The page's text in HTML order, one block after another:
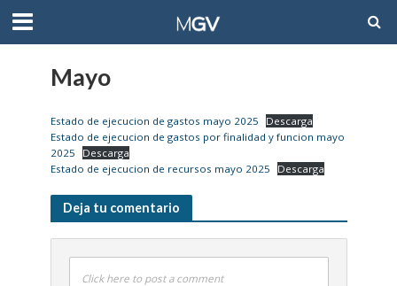
Mayo
Estado de ejecucion de gastos mayo 2025
Descarga
Estado de ejecucion de gastos por finalidad y funcion mayo
2025
Descarga
Estado de ejecucion de recursos mayo 2025
Descarga
Deja tu comentario
Click here to post a comment